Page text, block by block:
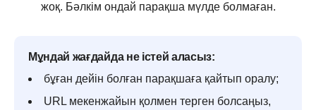
жоқ. Бәлкім ондай парақша мүлде болмаған.
Мұндай жағдайда не істей аласыз:
бұған дейін болған парақшаға қайтып оралу;
URL мекенжайын қолмен терген болсаңыз,